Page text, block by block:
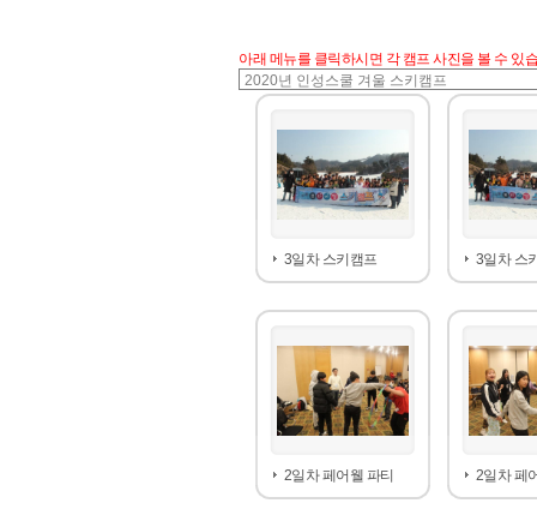
아래 메뉴를 클릭하시면 각 캠프 사진을 볼 수 있
3일차 스키캠프 3일차 스
2일차 페어웰 파티 2일차 페